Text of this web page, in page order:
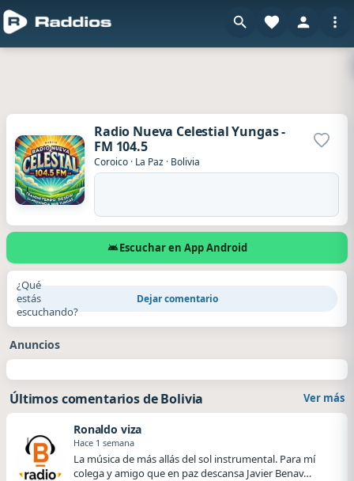
Radio Nueva Celestial Yungas -
FM 104.5
Coroico · La Paz · Bolivia
Escuchar en App Android
¿Qué
estás
escuchando?
Dejar comentario
Anuncios
Últimos comentarios de Bolivia Ver más
Ronaldo viza
Hace 1 semana
La música de más allás del sol instrumental. Para mí
colega y amigo que en paz descansa Javier Benav…